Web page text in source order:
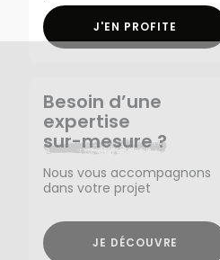
J'EN PROFITE
Besoin d’une
expertise
sur-mesure ?
Nous vous accompagnons
dans votre projet
JE DÉCOUVRE